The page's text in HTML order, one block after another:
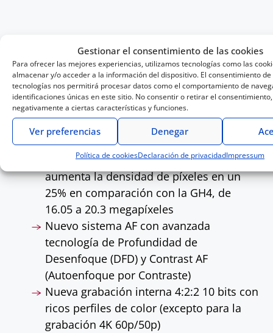
Gestionar el consentimiento de las cookies
Para ofrecer las mejores experiencias, utilizamos tecnologías como las
almacenar y/o acceder a la información del dispositivo. El consentimiento de
tecnologías nos permitirá procesar datos como el comportamiento de
identificaciones únicas en este sitio. No consentir o retirar el
negativamente a ciertas características y funciones.
Denegar
Ver preferencias
Política de cookiesDeclaración de privacidadImpressum
La nueva cámara Lumix GH5 destaca por su:
Calidad de vídeo en alta resolución sin
precedentes
Diseño compacto y robusto para una alta
portabilidad en las condiciones más
extremas
Nuevo sensor Digital Live Mos que
aumenta la densidad de píxeles en un
25% en comparación con la GH4, de
16.05 a 20.3 megapíxeles
Nuevo sistema AF con avanzada
tecnología de Profundidad de
Desenfoque (DFD) y Contrast AF
(Autoenfoque por Contraste)
Nueva grabación interna 4:2:2 10 bits con
ricos perfiles de color (excepto para la
grabación 4K 60p/50p)